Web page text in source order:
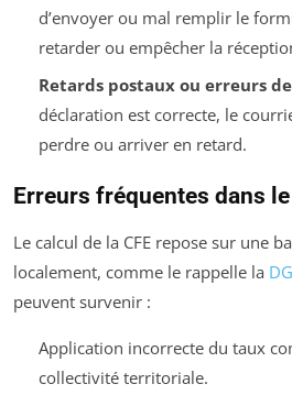
d’envoyer ou mal remplir le
retarder ou empêcher la
Retards postaux ou erreurs
déclaration est correcte, le
perdre ou arriver en retard.
Erreurs fréquentes dans
Le calcul de la CFE repose sur une
localement, comme le rappelle la
peuvent survenir :
Application incorrecte du taux
collectivité territoriale.